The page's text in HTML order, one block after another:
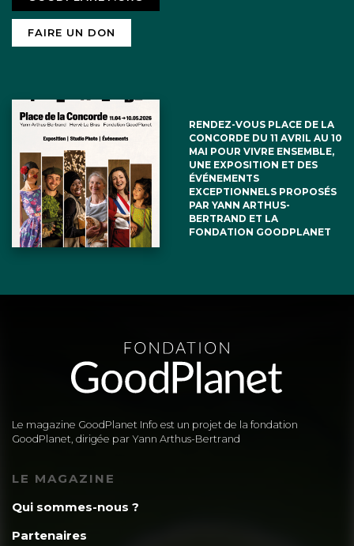
circonstances!!
Caroline
Chasse ou tuerie?
Le rôle des chasseurs devrait aussi
prendre un nouveau virage moins
jouer ce rôle de régulation en utilisant
façon, les chasseurs peuvent échanger
leur »balle » par des seringues et
victimes innocentes.
FAIRE UN DON
RENDEZ-VOUS PLACE DE LA
CONCORDE DU 11 AVRIL AU 10
MAI POUR VIVRE ENSEMBLE,
UNE EXPOSITION ET DES
ÉVÉNEMENTS
EXCEPTIONNELS PROPOSÉS
PAR YANN ARTHUS-
BERTRAND ET LA
FONDATION GOODPLANET
Le magazine GoodPlanet Info est un projet de la fondation
GoodPlanet, dirigée par Yann Arthus-Bertrand
LE MAGAZINE
Qui sommes-nous ?
Partenaires